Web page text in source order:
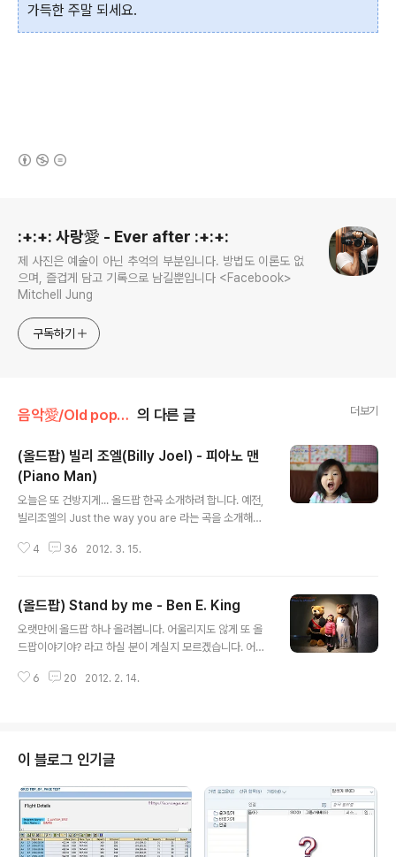
가득한 주말 되세요.
:+:+: 사랑愛 - Ever after :+:+:
제 사진은 예술이 아닌 추억의 부분입니다. 방법도 이론도 없
으며, 즐겁게 담고 기록으로 남길뿐입니다 <Facebook>
Mitchell Jung
구독하기
음악愛/Old pop~★ 의 다른 글 더보기
(올드팝) 빌리 조엘(Billy Joel) - 피아노 맨
(Piano Man)
오늘은 또 건방지게... 올드팝 한곡 소개하려 합니다. 예전,
빌리조엘의 Just the way you are 라는 곡을 소개해드
(Piano Man)이라는 세계적으로 유명한 곡이며 제가 너무
~ [지난 글] 2012/02/14 - [그외愛/Old pop~★] - (올
드팝) Stand by me - Ben E. King 2010/12/09 - [그
외愛/Old pop~★] - 올드팝 이야기 Billy Joel - Just t
★] - 올드가요 & 올드팝 / Bee..
4 36 2012. 3. 15.
(올드팝) Stand by me - Ben E. King
오랫만에 올드팝 하나 올려봅니다. 어울리지도 않게 또 올
드팝이야기야? 라고 하실 분이 계실지 모르겠습니다. 어울
ㅎㅎㅎ 2010년 말, Billy Joel 의 Just the way you ar
근 시에 귀에 뭘 꽂고 있는 걸 잘 하지 않는데, 몇 일 전 아이
팟 나노3 를 서랍에서 찾아 들어봤더니... 올드팝으로 가득
하기에 씨익~ 웃었답니다. 뭘 듣고 다녔었나.. 하나하나 다
시 보게 되었었네요^^ Stand by me - Ben E. ..
6 20 2012. 2. 14.
이 블로그 인기글